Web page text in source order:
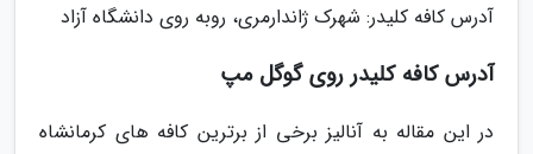
آدرس کافه کلیدر: شهرک ژاندارمری، روبه روی دانشگاه آزاد
آدرس کافه کلیدر روی گوگل مپ
در این مقاله به آنالیز برخی از برترین کافه های کرمانشاه